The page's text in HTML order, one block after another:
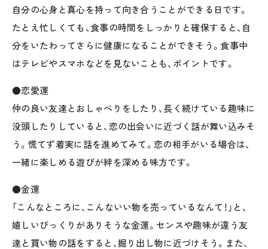
自分の心身と真心を持って向き合うことができる日です。
たとえ忙しくても、食事の時間をしっかりと確保すると、自
分をいたわってさらに健康になることができそう。食事中
はテレビやスマホなどを見ないことも、ポイントです。
●恋愛運
仲の良い友達とおしゃべりをしたり、長く続けている趣味に
没頭したりしていると、恋の出会いに近づく話が舞い込みそ
う。慌てず着実に話を進めてみて。恋の相手がいる場合は、
一緒に楽しめる遊びが絆を深める味方です。
●金運
「こんなところに、こんないい物を売っているなんて！」と、
嬉しいびっくりがありそうな金運。センスや趣味が違う友
達と買い物の話をすると、掘り出し物に近づけそう。また、